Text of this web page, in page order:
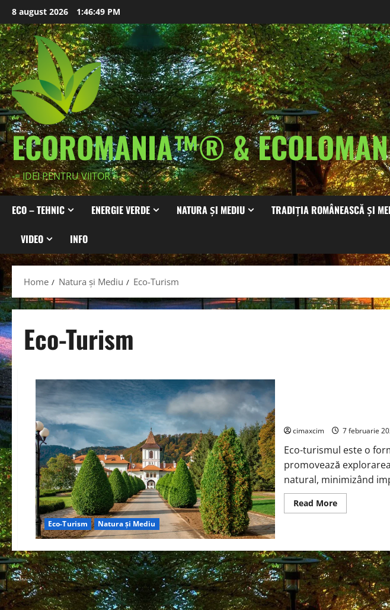
Skip
to
content
8 august 2026 1:46:50 PM
ECOROMANIA™® &
-= IDEI PENTRU VIITOR =-
ECO – TEHNIC ENERGIE VERDE NATURA ȘI MEDIU TRADIȚIA ROMÂNEASCĂ ȘI
VIDEO INFO
Home Natura și Mediu Eco-Turism
Eco-Turism
Eco-Turism Natura și Mediu
cimaxcim 7 februarie
Eco-turismul este o
promovează
natural, minimizând
Read MoreRead
more
Responsabile
pentru
Protejarea
Naturii